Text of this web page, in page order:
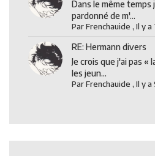
Dans le même temps
pardonné de m'...
ParFrenchauide ,Il y a
RE: Hermann divers
Je crois que j'ai pas «
les jeun...
ParFrenchauide ,Il y a